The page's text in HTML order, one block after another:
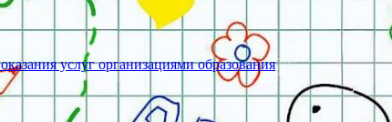
услуг организациями образования